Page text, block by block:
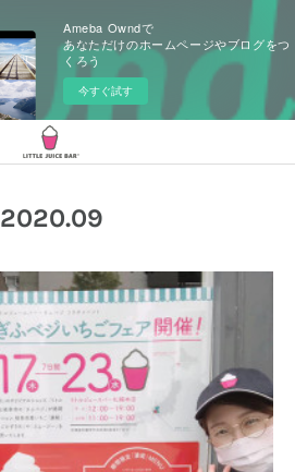
Ameba Owndで
あなただけのホームページやブログをつ
くろう
今すぐ試す
2020.09